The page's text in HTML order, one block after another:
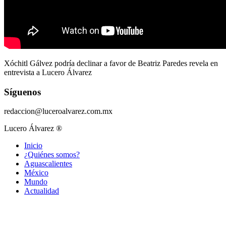
Xóchitl Gálvez podría declinar a favor de Beatriz Paredes revela en
entrevista a Lucero Álvarez
Síguenos
redaccion@luceroalvarez.com.mx
Lucero Álvarez ®
Inicio
¿Quiénes somos?
Aguascalientes
México
Mundo
Actualidad